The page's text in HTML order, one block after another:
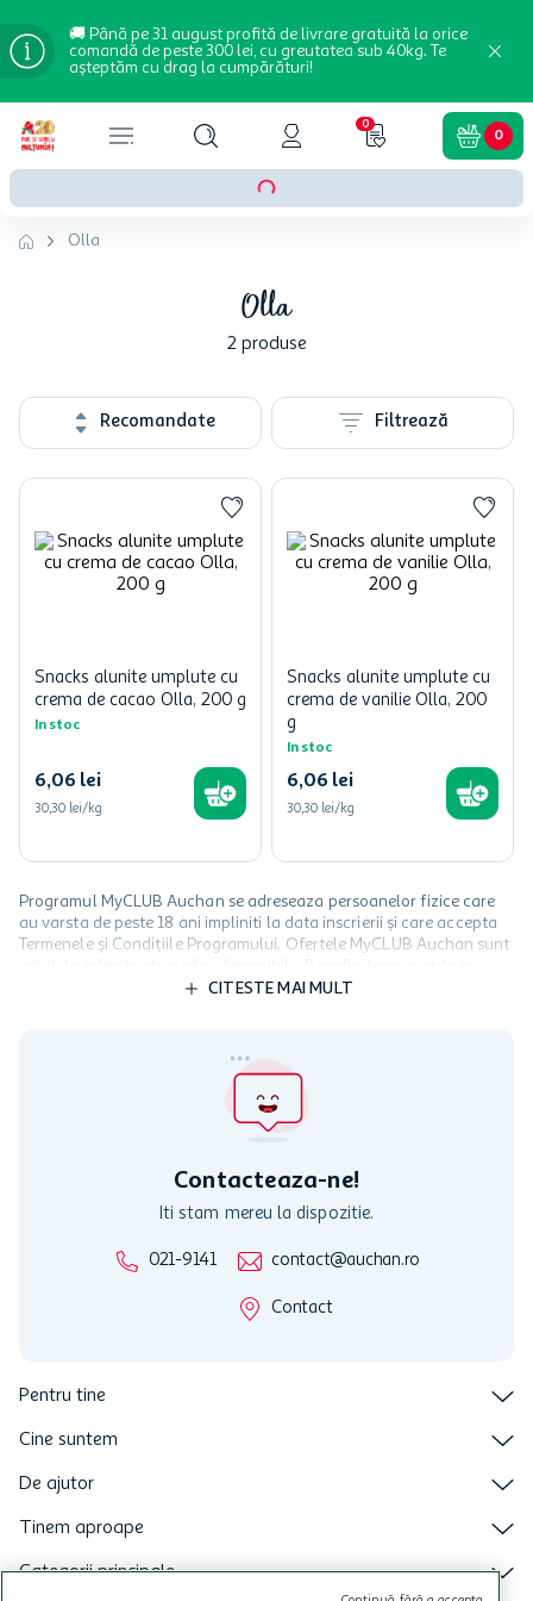
🚚 Până pe 31 august profită de livrare gratuită la orice
comandă de peste 300 lei, cu greutatea sub 40kg. Te
așteptăm cu drag la cumpărături!
0
0
Olla
Olla
2 produse
Recomandate Filtrează
Snacks alunite umplute cu
crema de cacao Olla, 200 g
In stoc
6,06 lei
30,30 lei/kg
Snacks alunite umplute cu
crema de vanilie Olla, 200
g
In stoc
6,06 lei
30,30 lei/kg
Programul MyCLUB Auchan se adreseaza persoanelor fizice care
au varsta de peste 18 ani impliniti la data inscrierii și care accepta
Termenele și Condițiile Programului. Ofertele MyCLUB Auchan sunt
limita a 12 unitati / card client o singura data in perioada promotiei.
activitati in afara celor mentionate in Termene si Conditii. Auchan
nu raspunde pentru imposibilitatea utilizarii Cardului in perioada in
care aceste este suspendat sau in perioada in care sunt efectuate
CITESTE MAI MULT
Contacteaza-ne!
Iti stam mereu la dispozitie.
021-9141 contact@auchan.ro
Contact
Pentru tine
Cine suntem
De ajutor
Tinem aproape
Categorii principale